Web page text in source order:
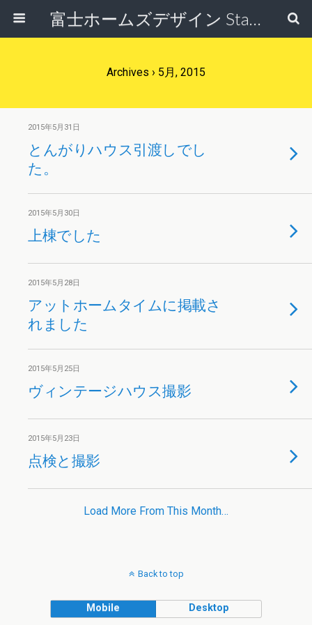
富士ホームズデザイン Staff Blog
Archives › 5月, 2015
2015年5月31日
とんがりハウス引渡しでし
た。
2015年5月30日
上棟でした
2015年5月28日
アットホームタイムに掲載さ
れました
2015年5月25日
ヴィンテージハウス撮影
2015年5月23日
点検と撮影
Load More From This Month…
Back to top
Mobile Desktop